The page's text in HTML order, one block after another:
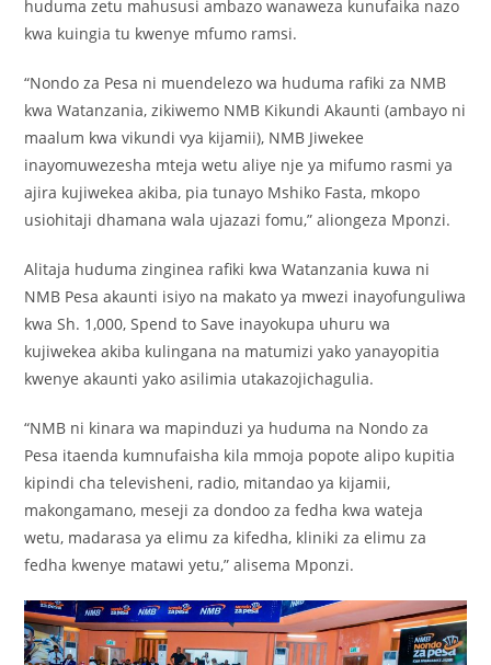
huduma zetu mahususi ambazo wanaweza kunufaika nazo
kwa kuingia tu kwenye mfumo ramsi.
“Nondo za Pesa ni muendelezo wa huduma rafiki za NMB
kwa Watanzania, zikiwemo NMB Kikundi Akaunti (ambayo ni
maalum kwa vikundi vya kijamii), NMB Jiwekee
inayomuwezesha mteja wetu aliye nje ya mifumo rasmi ya
ajira kujiwekea akiba, pia tunayo Mshiko Fasta, mkopo
usiohitaji dhamana wala ujazazi fomu,” aliongeza Mponzi.
Alitaja huduma zinginea rafiki kwa Watanzania kuwa ni
NMB Pesa akaunti isiyo na makato ya mwezi inayofunguliwa
kwa Sh. 1,000, Spend to Save inayokupa uhuru wa
kujiwekea akiba kulingana na matumizi yako yanayopitia
kwenye akaunti yako asilimia utakazojichagulia.
“NMB ni kinara wa mapinduzi ya huduma na Nondo za
Pesa itaenda kumnufaisha kila mmoja popote alipo kupitia
kipindi cha televisheni, radio, mitandao ya kijamii,
makongamano, meseji za dondoo za fedha kwa wateja
wetu, madarasa ya elimu za kifedha, kliniki za elimu za
fedha kwenye matawi yetu,” alisema Mponzi.